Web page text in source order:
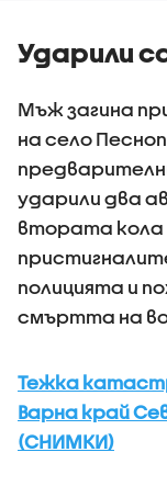
Ударили
Мъж загина
на село
ударили два
втората кола
полицията и
смъртта на
Тежка
Варна край
(СНИМКИ)